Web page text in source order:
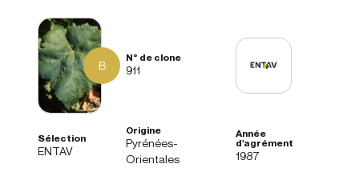
B 911
Pyrénées-
Orientales
ENTAV 1987